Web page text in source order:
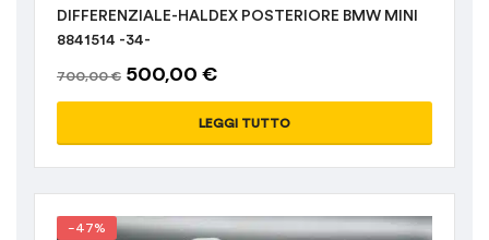
DIFFERENZIALE-HALDEX POSTERIORE BMW MINI
8841514 -34-
700,00€ 500,00 €
LEGGI TUTTO
-47%